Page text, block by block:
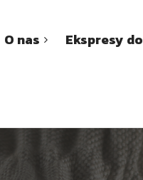
O nas Ekspresy